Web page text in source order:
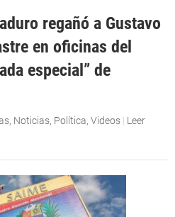
regañó a Gustavo
en oficinas del
especial” de
, Noticias, Política, Videos | Leer